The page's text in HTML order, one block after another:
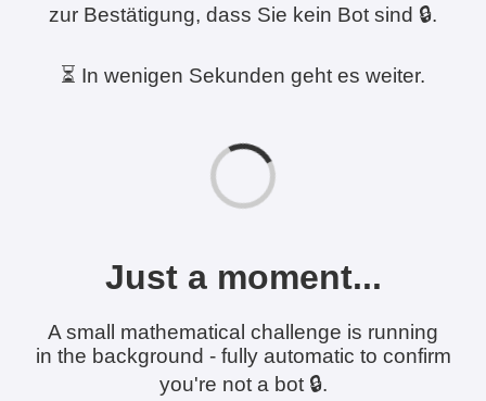
zur Bestätigung, dass Sie kein Bot sind 🔒.
⏳ In wenigen Sekunden geht es weiter.
Just a moment...
A small mathematical challenge is running
in the background - fully automatic to confirm
you're not a bot 🔒.